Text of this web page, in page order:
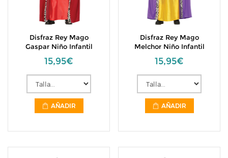
Disfraz Rey Mago
Gaspar Niño Infantil
15,95€
AÑADIR
Disfraz Rey Mago
Melchor Niño Infantil
15,95€
AÑADIR